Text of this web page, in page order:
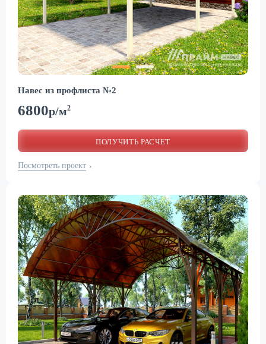
Навес из профлиста №2
6800р/м2
ПОЛУЧИТЬ РАСЧЕТ
Посмотреть проект ›